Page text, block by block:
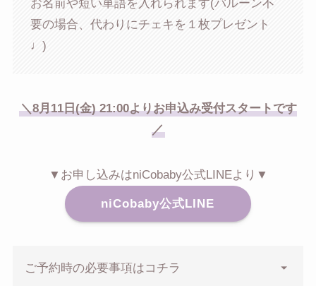
お名前や短い単語を入れられます(バルーン不
要の場合、代わりにチェキを１枚プレゼント
♩)
＼8月11日(金) 21:00よりお申込み受付スタートです
／
▼お申し込みはniCobaby公式LINEより▼
niCobaby公式LINE
ご予約時の必要事項はコチラ